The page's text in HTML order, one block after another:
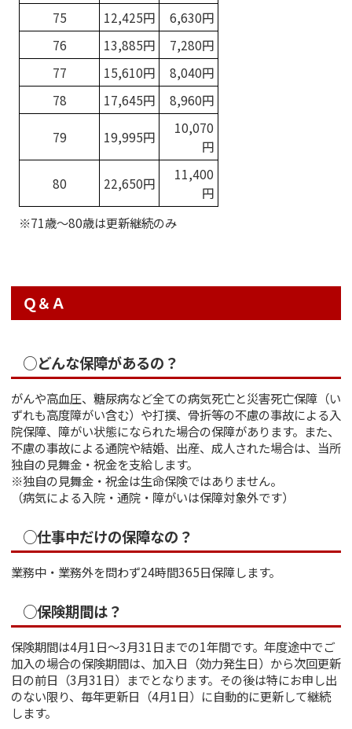
75
12,425円
6,630円
76
13,885円
7,280円
77
15,610円
8,040円
78
17,645円 8,960円
79 19,995円
10,070
円
80 22,650円
11,400
円
※71歳〜80歳は更新継続のみ
Ｑ＆Ａ
○どんな保障があるの？
がんや高血圧、糖尿病など全ての病気死亡と災害死亡保障（い
ずれも高度障がい含む）や打撲、骨折等の不慮の事故による入
院保障、障がい状態になられた場合の保障があります。また、
不慮の事故による通院や結婚、出産、成人された場合は、当所
独自の見舞金・祝金を支給します。
※独自の見舞金・祝金は生命保険ではありません。
（病気による入院・通院・障がいは保障対象外です）
○仕事中だけの保障なの？
業務中・業務外を問わず24時間365日保障します。
○保険期間は？
保険期間は4月1日～3月31日までの1年間です。年度途中でご
加入の場合の保険期間は、加入日（効力発生日）から次回更新
日の前日（3月31日）までとなります。その後は特にお申し出
のない限り、毎年更新日（4月1日）に自動的に更新して継続
します。